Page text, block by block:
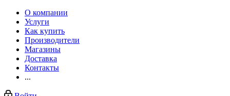
О компании
Услуги
Как купить
Производители
Магазины
Доставка
Контакты
...